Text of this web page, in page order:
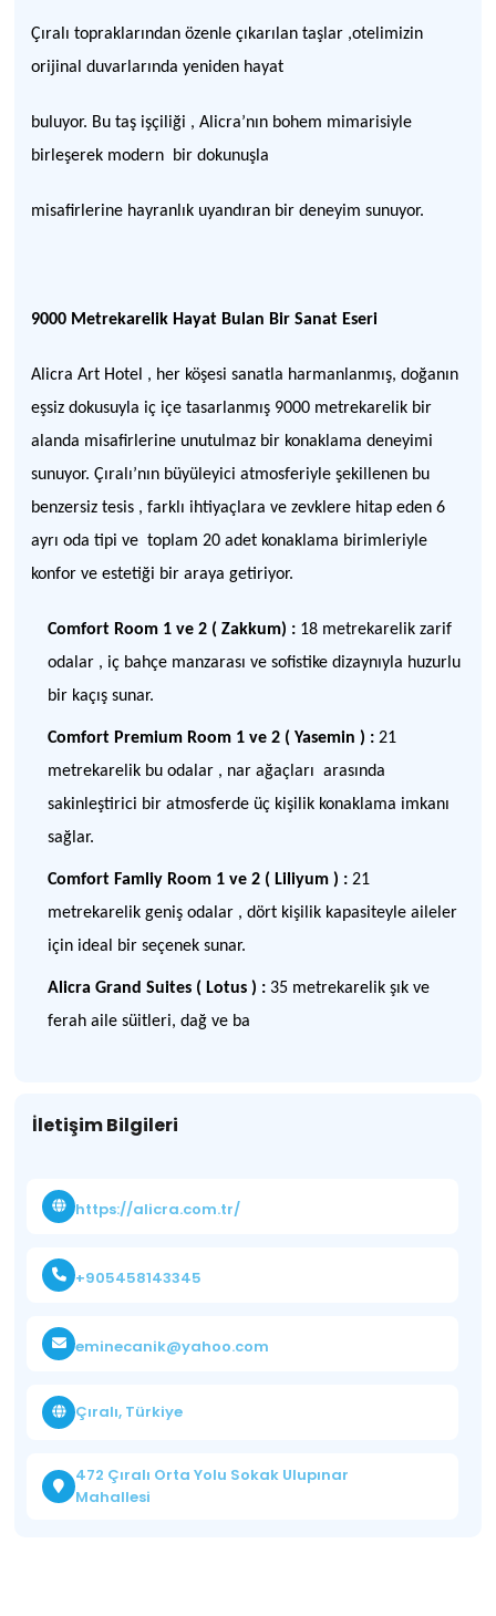
Çıralı topraklarından özenle çıkarılan taşlar ,otelimizin
orijinal duvarlarında yeniden hayat
buluyor. Bu taş işçiliği , Alicra’nın bohem mimarisiyle
birleşerek modern bir dokunuşla
misafirlerine hayranlık uyandıran bir deneyim sunuyor.
9000 Metrekarelik Hayat Bulan Bir Sanat Eseri
Alicra Art Hotel , her köşesi sanatla harmanlanmış, doğanın
eşsiz dokusuyla iç içe tasarlanmış 9000 metrekarelik bir
alanda misafirlerine unutulmaz bir konaklama deneyimi
sunuyor. Çıralı’nın büyüleyici atmosferiyle şekillenen bu
benzersiz tesis , farklı ihtiyaçlara ve zevklere hitap eden 6
ayrı oda tipi ve toplam 20 adet konaklama birimleriyle
konfor ve estetiği bir araya getiriyor.
Comfort Room 1 ve 2 ( Zakkum) : 18 metrekarelik zarif
odalar , iç bahçe manzarası ve sofistike dizaynıyla huzurlu
bir kaçış sunar.
Comfort Premium Room 1 ve 2 ( Yasemin ) :21
metrekarelik bu odalar , nar ağaçları arasında
sakinleştirici bir atmosferde üç kişilik konaklama imkanı
sağlar.
Comfort Famliy Room 1 ve 2 ( Liliyum ) :21
metrekarelik geniş odalar , dört kişilik kapasiteyle aileler
için ideal bir seçenek sunar.
Alicra Grand Suites ( Lotus ) : 35 metrekarelik şık ve
ferah aile süitleri, dağ ve ba
İletişim Bilgileri
https://alicra.com.tr/
+905458143345
eminecanik@yahoo.com
Çıralı, Türkiye
472 Çıralı Orta Yolu Sokak Ulupınar
Mahallesi